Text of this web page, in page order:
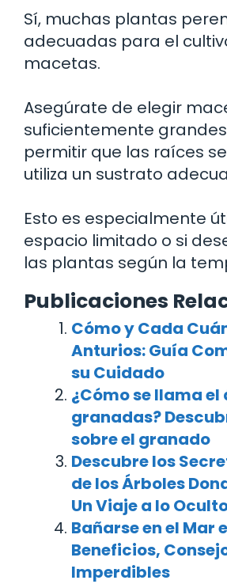
Sí, muchas plantas
adecuadas para el
macetas.
Asegúrate de elegir
suficientemente
permitir que las raíces
utiliza un sustrato
Esto es especialmente
espacio limitado o si
las plantas según la
Publicaciones
Cómo y Cada
Anturios: Guía
su Cuidado
¿Cómo se llama
granadas?
sobre el granado
Descubre los
de los Árboles
Un Viaje a lo
Bañarse en el Mar
Beneficios,
Imperdibles